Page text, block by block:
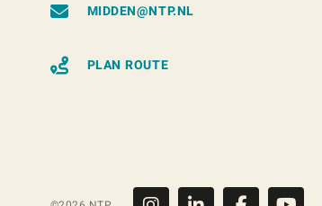
MIDDEN@NTP.NL
PLAN ROUTE